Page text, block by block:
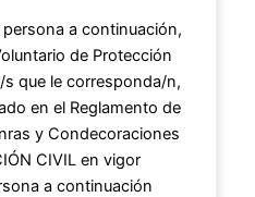
a continuación,
de Protección
que le corresponda/n,
en el Reglamento de
y Condecoraciones
CIVIL en vigor
a continuación